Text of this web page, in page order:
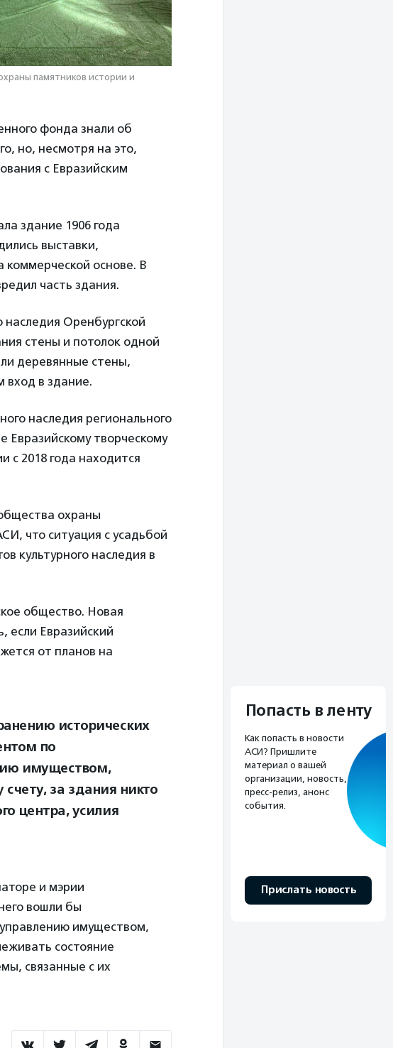
памятников истории и
фонда знали об
но, несмотря на это,
с Евразийским
здание 1906 года
выставки,
коммерческой основе. В
часть здания.
наследия Оренбургской
стены и потолок одной
деревянные стены,
вход в здание.
наследия регионального
Евразийскому творческому
с 2018 года находится
охраны
что ситуация с усадьбой
культурного наследия в
общество. Новая
если Евразийский
от планов на
исторических
по
имуществом,
за здания никто
центра, усилия
и мэрии
вошли бы
имуществом,
состояние
связанные с их
Попасть в ленту
Как попасть в новости
АСИ? Пришлите
материал о вашей
организации, новость,
пресс-релиз, анонс
события.
Прислать новость